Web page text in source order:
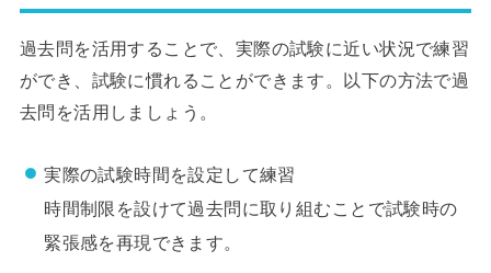
過去問を活用することで、実際の試験に近い状況で練習
ができ、試験に慣れることができます。以下の方法で過
去問を活用しましょう。
実際の試験時間を設定して練習
時間制限を設けて過去問に取り組むことで試験時の
緊張感を再現できます。